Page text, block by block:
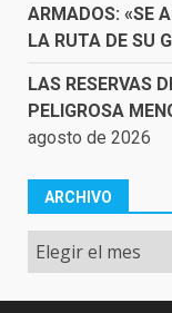
ARMADOS: «SE
LA RUTA DE SU
LAS RESERVAS
PELIGROSA
agosto de 2026
ARCHIVO
Archivo